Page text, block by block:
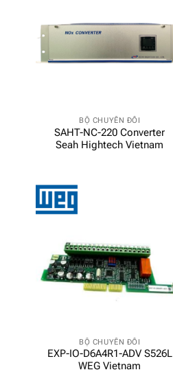
BỘ CHUYỂN ĐỔI
SAHT-NC-220 Converter
Seah Hightech Vietnam
BỘ CHUYỂN ĐỔI
EXP-IO-D6A4R1-ADV S526L
WEG Vietnam